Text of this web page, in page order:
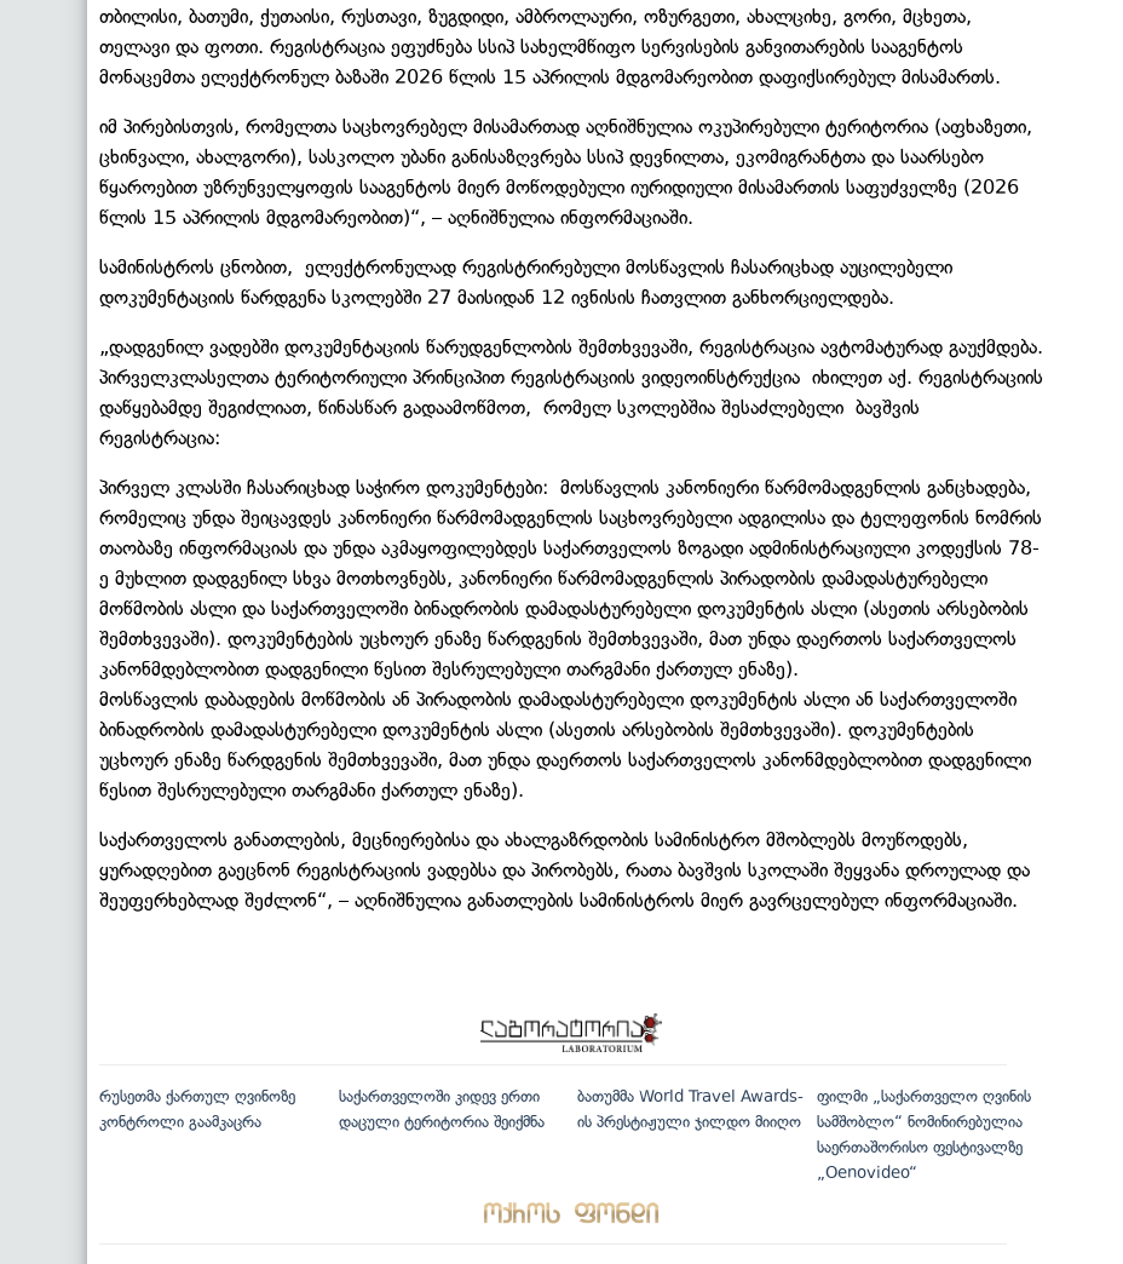
თბილისი, ბათუმი, ქუთაისი, რუსთავი, ზუგდიდი, ამბროლაური, ოზურგეთი, ახალციხე, გორი, მცხეთა,
თელავი და ფოთი. რეგისტრაცია ეფუძნება სსიპ სახელმწიფო სერვისების განვითარების სააგენტოს
მონაცემთა ელექტრონულ ბაზაში 2026 წლის 15 აპრილის მდგომარეობით დაფიქსირებულ მისამართს.
იმ პირებისთვის, რომელთა საცხოვრებელ მისამართად აღნიშნულია ოკუპირებული ტერიტორია (აფხაზეთი,
ცხინვალი, ახალგორი), სასკოლო უბანი განისაზღვრება სსიპ დევნილთა, ეკომიგრანტთა და საარსებო
წყაროებით უზრუნველყოფის სააგენტოს მიერ მოწოდებული იურიდიული მისამართის საფუძველზე (2026
წლის 15 აპრილის მდგომარეობით)“, – აღნიშნულია ინფორმაციაში.
სამინისტროს ცნობით, ელექტრონულად რეგისტრირებული მოსწავლის ჩასარიცხად აუცილებელი
დოკუმენტაციის წარდგენა სკოლებში 27 მაისიდან 12 ივნისის ჩათვლით განხორციელდება.
„დადგენილ ვადებში დოკუმენტაციის წარუდგენლობის შემთხვევაში, რეგისტრაცია ავტომატურად გაუქმდება.
პირველკლასელთა ტერიტორიული პრინციპით რეგისტრაციის ვიდეოინსტრუქცია იხილეთ აქ. რეგისტრაციის
დაწყებამდე შეგიძლიათ, წინასწარ გადაამოწმოთ, რომელ სკოლებშია შესაძლებელი ბავშვის
რეგისტრაცია:
პირველ კლასში ჩასარიცხად საჭირო დოკუმენტები: მოსწავლის კანონიერი წარმომადგენლის განცხადება,
რომელიც უნდა შეიცავდეს კანონიერი წარმომადგენლის საცხოვრებელი ადგილისა და ტელეფონის ნომრის
თაობაზე ინფორმაციას და უნდა აკმაყოფილებდეს საქართველოს ზოგადი ადმინისტრაციული კოდექსის 78-
ე მუხლით დადგენილ სხვა მოთხოვნებს, კანონიერი წარმომადგენლის პირადობის დამადასტურებელი
მოწმობის ასლი და საქართველოში ბინადრობის დამადასტურებელი დოკუმენტის ასლი (ასეთის არსებობის
შემთხვევაში). დოკუმენტების უცხოურ ენაზე წარდგენის შემთხვევაში, მათ უნდა დაერთოს საქართველოს
კანონმდებლობით დადგენილი წესით შესრულებული თარგმანი ქართულ ენაზე).
მოსწავლის დაბადების მოწმობის ან პირადობის დამადასტურებელი დოკუმენტის ასლი ან საქართველოში
ბინადრობის დამადასტურებელი დოკუმენტის ასლი (ასეთის არსებობის შემთხვევაში). დოკუმენტების
უცხოურ ენაზე წარდგენის შემთხვევაში, მათ უნდა დაერთოს საქართველოს კანონმდებლობით დადგენილი
წესით შესრულებული თარგმანი ქართულ ენაზე).
საქართველოს განათლების, მეცნიერებისა და ახალგაზრდობის სამინისტრო მშობლებს მოუწოდებს,
ყურადღებით გაეცნონ რეგისტრაციის ვადებსა და პირობებს, რათა ბავშვის სკოლაში შეყვანა დროულად და
შეუფერხებლად შეძლონ“, – აღნიშნულია განათლების სამინისტროს მიერ გავრცელებულ ინფორმაციაში.
რუსეთმა ქართულ ღვინოზე
კონტროლი გაამკაცრა
საქართველოში კიდევ ერთი
დაცული ტერიტორია შეიქმნა
ბათუმმა World Travel Awards-
ის პრესტიჟული ჯილდო მიიღო
ფილმი „საქართველო ღვინის
სამშობლო“ ნომინირებულია
საერთაშორისო ფესტივალზე
„Oenovideo“